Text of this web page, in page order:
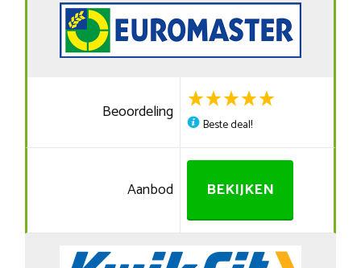
Beoordeling
Beste deal!
Aanbod BEKIJKEN